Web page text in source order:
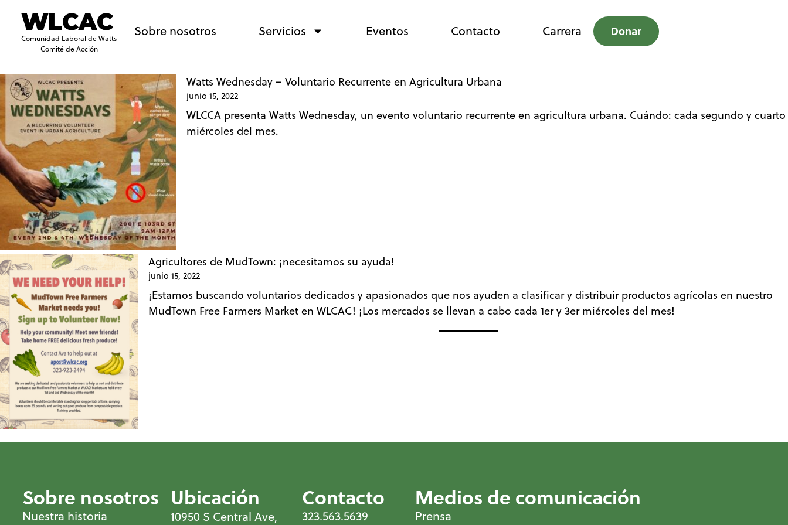
WLCAC
Comunidad Laboral de Watts
Comité de Acción
Sobre nosotros Servicios Eventos Contacto Carrera Donar
Watts Wednesday – Voluntario Recurrente en Agricultura Urbana
junio 15, 2022
WLCCA presenta Watts Wednesday, un evento voluntario recurrente en agricultura urbana. Cuándo: cada segundo y cuarto
miércoles del mes.
Agricultores de MudTown: ¡necesitamos su ayuda!
junio 15, 2022
¡Estamos buscando voluntarios dedicados y apasionados que nos ayuden a clasificar y distribuir productos agrícolas en nuestro
MudTown Free Farmers Market en WLCAC! ¡Los mercados se llevan a cabo cada 1er y 3er miércoles del mes!
Sobre nosotros
Nuestra historia
Ubicación
10950 S Central Ave,
Contacto
323.563.5639
Medios de comunicación
Prensa